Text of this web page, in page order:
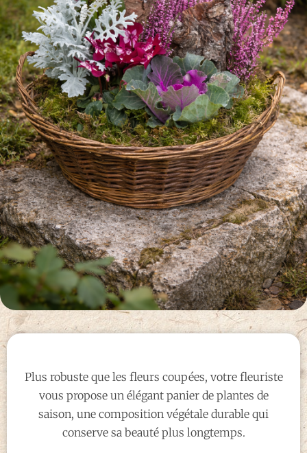
Plus robuste que les fleurs coupées, votre fleuriste
vous propose un élégant panier de plantes de
saison, une composition végétale durable qui
conserve sa beauté plus longtemps.